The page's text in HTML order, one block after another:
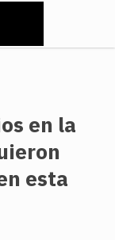
en la
esta